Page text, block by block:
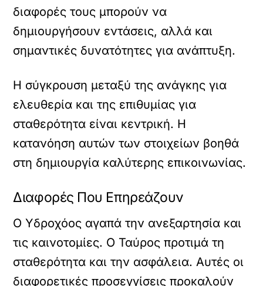
διαφορές τους μπορούν να
δημιουργήσουν εντάσεις, αλλά και
σημαντικές δυνατότητες για ανάπτυξη.
Η σύγκρουση μεταξύ της ανάγκης για
ελευθερία και της επιθυμίας για
σταθερότητα είναι κεντρική. Η
κατανόηση αυτών των στοιχείων βοηθά
στη δημιουργία καλύτερης επικοινωνίας.
Διαφορές Που Επηρεάζουν
Ο Υδροχόος αγαπά την ανεξαρτησία και
τις καινοτομίες. Ο Ταύρος προτιμά τη
σταθερότητα και την ασφάλεια. Αυτές οι
διαφορετικές προσεγγίσεις προκαλούν